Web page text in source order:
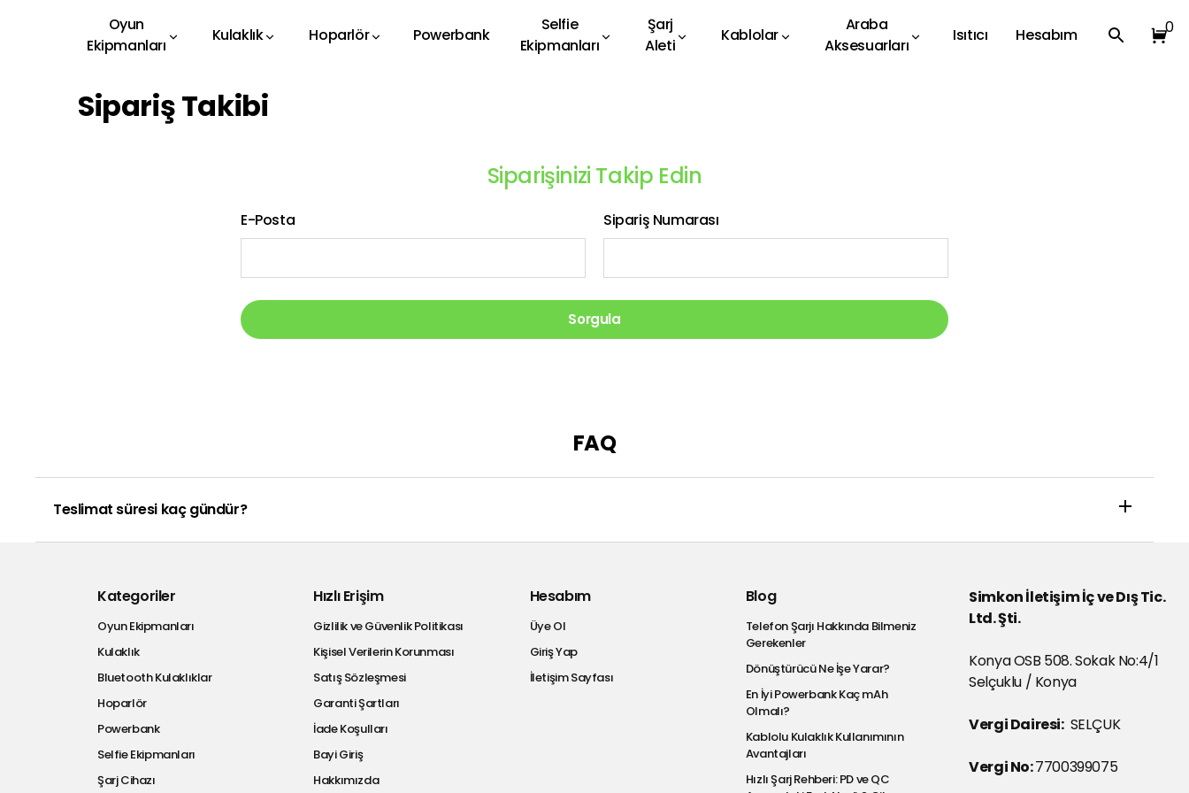
Oyun
Ekipmanları
Kulaklık Hoparlör Powerbank
Selfie
Ekipmanları
Şarj
Aleti
Kablolar
Araba
Aksesuarları
Isıtıcı Hesabım 0
Sipariş Takibi
Siparişinizi Takip Edin
E-Posta Sipariş Numarası
Sorgula
FAQ
Teslimat süresi kaç gündür?
Kategoriler
Oyun Ekipmanları
Kulaklık
Bluetooth Kulaklıklar
Hoparlör
Powerbank
Selfie Ekipmanları
Şarj Cihazı
Hızlı Erişim
Gizlilik ve Güvenlik Politikası
Kişisel Verilerin Korunması
Satış Sözleşmesi
Garanti Şartları
İade Koşulları
Bayi Giriş
Hakkımızda
Hesabım
Üye Ol
Giriş Yap
İletişim Sayfası
Blog
Telefon Şarjı Hakkında Bilmeniz
Gerekenler
Dönüştürücü Ne İşe Yarar?
En İyi Powerbank Kaç mAh
Olmalı?
Kablolu Kulaklık Kullanımının
Avantajları
Hızlı Şarj Rehberi: PD ve QC
Simkon İletişim İç ve Dış Tic.
Ltd. Şti.
Konya OSB 508. Sokak No:4/1
Selçuklu / Konya
Vergi Dairesi:SELÇUK
Vergi No:7700399075